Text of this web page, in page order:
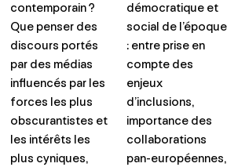
contemporain ?
Que penser des
discours portés
par des médias
influencés par les
forces les plus
obscurantistes et
les intérêts les
plus cyniques,
démocratique et
social de l’époque
: entre prise en
compte des
enjeux
d’inclusions,
importance des
collaborations
pan-européennes,